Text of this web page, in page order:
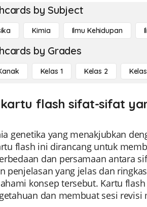
by Subject
Kimia Ilmu Kehidupan
by Grades
Kelas 1 Kelas 2
flash sifat-sifat
genetika yang menakjubkan
flash ini dirancang untuk
dan persamaan antara
penjelasan yang jelas dan
konsep tersebut. Kartu
dan membuat sesi